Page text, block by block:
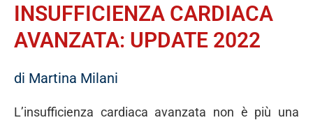
INSUFFICIENZA CARDIACA
AVANZATA: UPDATE 2022
di Martina Milani
L’insufficienza cardiaca avanzata non è più una